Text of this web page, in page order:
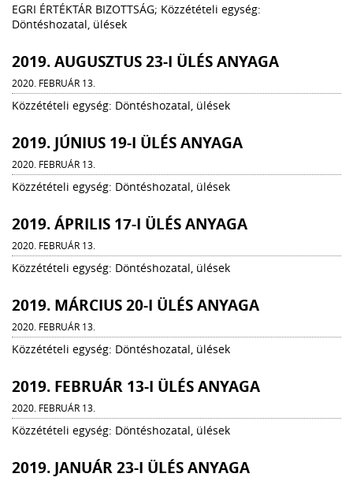
EGRI ÉRTÉKTÁR BIZOTTSÁG; Közzétételi egység:
Döntéshozatal, ülések
2019. AUGUSZTUS 23-I ÜLÉS ANYAGA
2020. FEBRUÁR 13.
Közzétételi egység: Döntéshozatal, ülések
2019. JÚNIUS 19-I ÜLÉS ANYAGA
2020. FEBRUÁR 13.
Közzétételi egység: Döntéshozatal, ülések
2019. ÁPRILIS 17-I ÜLÉS ANYAGA
2020. FEBRUÁR 13.
Közzétételi egység: Döntéshozatal, ülések
2019. MÁRCIUS 20-I ÜLÉS ANYAGA
2020. FEBRUÁR 13.
Közzétételi egység: Döntéshozatal, ülések
2019. FEBRUÁR 13-I ÜLÉS ANYAGA
2020. FEBRUÁR 13.
Közzétételi egység: Döntéshozatal, ülések
2019. JANUÁR 23-I ÜLÉS ANYAGA